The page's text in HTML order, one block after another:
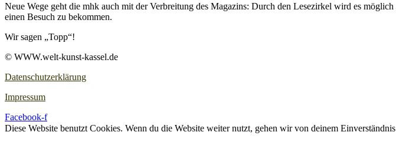
Neue Wege geht die mhk auch mit der Ver­brei­tung des Maga­zins: Durch den Lese­zir­kel wird es
einen Besuch zu bekommen.
Wir sagen „Topp“!
© WWW.welt-kunst-kassel.de
Datenschutzerklärung
Impressum
Facebook-f
Diese Website benutzt Cookies. Wenn du die Website weiter nutzt, gehen wir von deinem Einverständnis